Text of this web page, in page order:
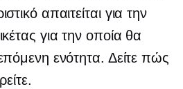
απαιτείται για την
για την οποία θα
ενότητα. Δείτε πώς